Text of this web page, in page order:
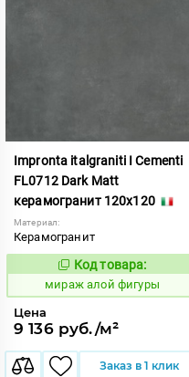
Impronta italgraniti I Cementi
FL0712 Dark Matt
керамогранит 120x120
Материал:
Керамогранит
984615
Код товара:
мираж алой фигуры
Цена
9 136 руб./м²
Заказ в 1 клик